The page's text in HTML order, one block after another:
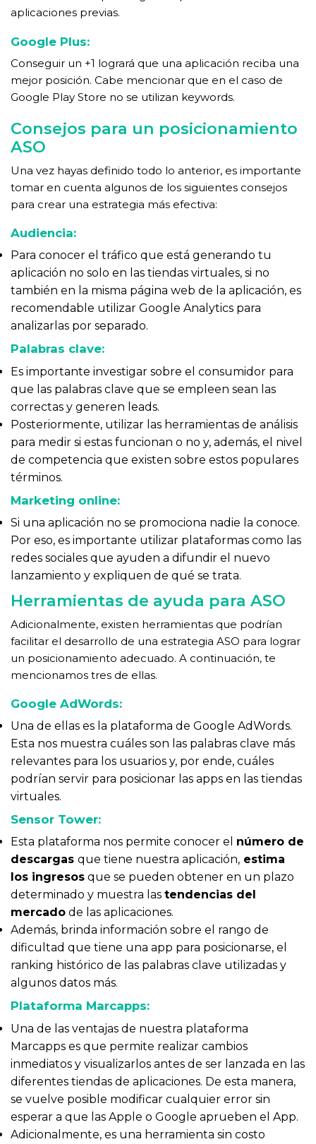
aplicaciones previas.
Google Plus:
Conseguir un +1 logrará que una aplicación reciba una
mejor posición. Cabe mencionar que en el caso de
Google Play Store no se utilizan keywords.
Consejos para un posicionamiento
ASO
Una vez hayas definido todo lo anterior, es importante
tomar en cuenta algunos de los siguientes consejos
para crear una estrategia más efectiva:
Audiencia:
Para conocer el tráfico que está generando tu
aplicación no solo en las tiendas virtuales, si no
también en la misma página web de la aplicación, es
recomendable utilizar Google Analytics para
analizarlas por separado.
Palabras clave:
Es importante investigar sobre el consumidor para
que las palabras clave que se empleen sean las
correctas y generen leads.
Posteriormente, utilizar las herramientas de análisis
para medir si estas funcionan o no y, además, el nivel
de competencia que existen sobre estos populares
términos.
Marketing online:
Si una aplicación no se promociona nadie la conoce.
Por eso, es importante utilizar plataformas como las
redes sociales que ayuden a difundir el nuevo
lanzamiento y expliquen de qué se trata.
Herramientas de ayuda para ASO
Adicionalmente, existen herramientas que podrían
facilitar el desarrollo de una estrategia ASO para lograr
un posicionamiento adecuado. A continuación, te
mencionamos tres de ellas.
Google AdWords:
Una de ellas es la plataforma de Google AdWords.
Esta nos muestra cuáles son las palabras clave más
relevantes para los usuarios y, por ende, cuáles
podrían servir para posicionar las apps en las tiendas
virtuales.
Sensor Tower:
Esta plataforma nos permite conocer el número de
descargas que tiene nuestra aplicación, estima
los ingresos que se pueden obtener en un plazo
determinado y muestra las tendencias del
mercado de las aplicaciones.
Además, brinda información sobre el rango de
dificultad que tiene una app para posicionarse, el
ranking histórico de las palabras clave utilizadas y
algunos datos más.
Plataforma Marcapps:
Una de las ventajas de nuestra plataforma
Marcapps es que permite realizar cambios
inmediatos y visualizarlos antes de ser lanzada en las
diferentes tiendas de aplicaciones. De esta manera,
se vuelve posible modificar cualquier error sin
esperar a que las Apple o Google aprueben el App.
Adicionalmente, es una herramienta sin costo